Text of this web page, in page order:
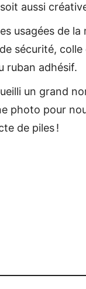
aussi
usagées de
sécurité,
ruban adhésif.
un grand
photo pour
de piles !